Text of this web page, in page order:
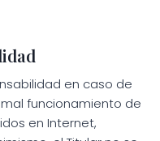
en caso de
funcionamiento de
en Internet,